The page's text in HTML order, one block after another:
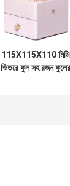
115X115X110 মিমি
ভিতরে ফুল সহ রজন ফুলের